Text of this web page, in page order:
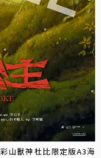
山獸神杜比限定版A3海